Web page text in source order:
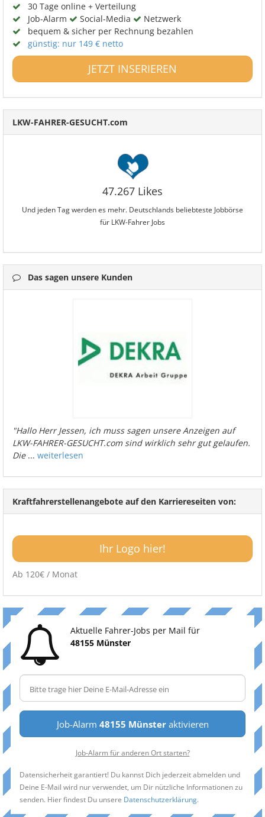
30 Tage online + Verteilung
Job-Alarm
Social-Media
Netzwerk
bequem & sicher per Rechnung bezahlen
günstig: nur 149 € netto
JETZT INSERIEREN
LKW-FAHRER-GESUCHT.com
47.267 Likes
Und jeden Tag werden es mehr. Deutschlands beliebteste Jobbörse
für LKW-Fahrer Jobs
Das sagen unsere Kunden
"Hallo Herr Jessen, ich muss sagen unsere Anzeigen auf
LKW-FAHRER-GESUCHT.com sind wirklich sehr gut gelaufen.
Die... weiterlesen
Kraftfahrerstellenangebote auf den Karriereseiten von:
Ihr Logo hier!
Ab 120€ / Monat
Aktuelle Fahrer-Jobs per Mail für
48155 Münster
Job-Alarm 48155 Münsteraktivieren
Job-Alarm für anderen Ort starten?
Datensicherheit garantiert! Du kannst Dich jederzeit abmelden und
Deine E-Mail wird nur verwendet, um Dir nützliche Informationen zu
senden. Hier findest Du unsere Datenschutzerklärung.